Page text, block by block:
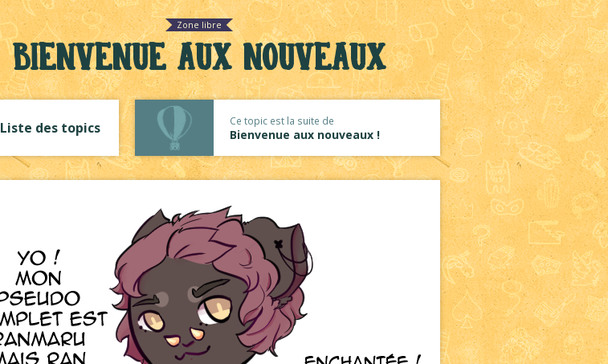
Zone libre
Bienvenue aux nouveaux
Liste des topics Ce topic est la suite de
Bienvenue aux nouveaux !